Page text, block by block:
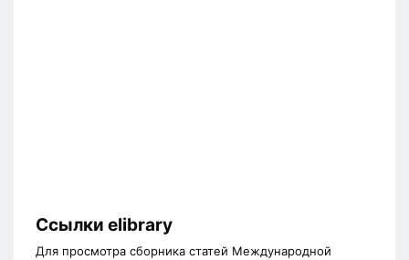
Ссылки elibrary
Для просмотра сборника статей Международной